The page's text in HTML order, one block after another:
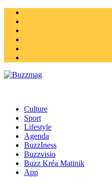
Culture
Sport
Lifestyle
Agenda
BuzzIness
Buzzvisio
Buzz Kréa Matinik
App